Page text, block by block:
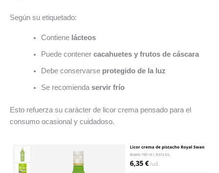
Según su etiquetado:
Contiene lácteos
Puede contener cacahuetes y frutos de cáscara
Debe conservarse protegido de la luz
Se recomienda servir frío
Esto refuerza su carácter de licor crema pensado para el
consumo ocasional y cuidadoso.